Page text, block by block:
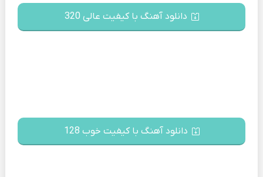
دانلود آهنگ با کیفیت عالی 320
دانلود آهنگ با کیفیت خوب 128